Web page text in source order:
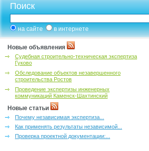
Поиск
на сайте в интернете
Новые объявления
Судебная строительно-техническая экспертиза
Гуково
Обследование объектов незавершенного
строительства Ростов
Проведение экспертизы инженерных
коммуникаций Каменск-Шахтинский
Новые статьи
Почему независимая экспертиза...
Как применять результаты независимой...
Проверка проектной документации:...